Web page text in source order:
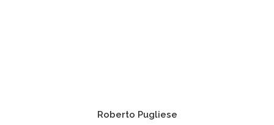
Roberto Pugliese